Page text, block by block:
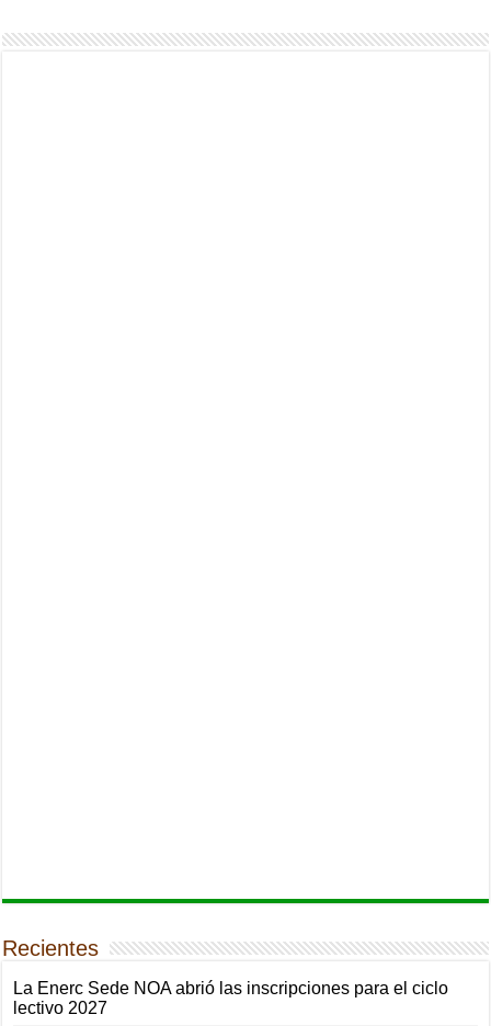
Recientes
La Enerc Sede NOA abrió las inscripciones para el ciclo
lectivo 2027